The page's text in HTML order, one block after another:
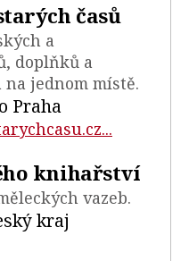
časů
a
doplňků a
jednom místě.
Praha
knihařství
vazeb.
kraj